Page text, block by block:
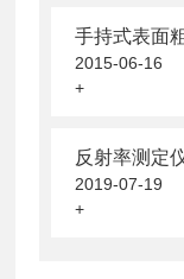
手持式表面
2015-06-16
+
反射率测定
2019-07-19
+